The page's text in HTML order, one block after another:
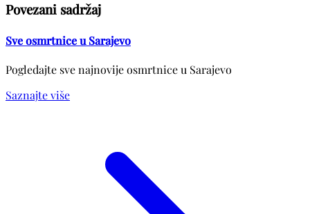
Povezani sadržaj
Sve osmrtnice u Sarajevo
Pogledajte sve najnovije osmrtnice u Sarajevo
Saznajte više